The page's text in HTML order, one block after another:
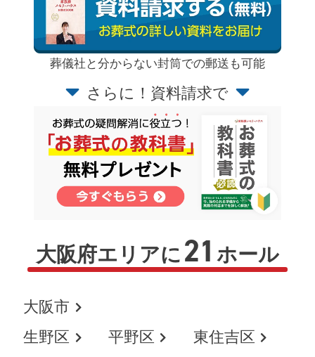
葬儀社と分からない封筒での郵送も可能
さらに！資料請求で
大阪府エリアに 21 ホール
大阪市
生野区
平野区
東住吉区